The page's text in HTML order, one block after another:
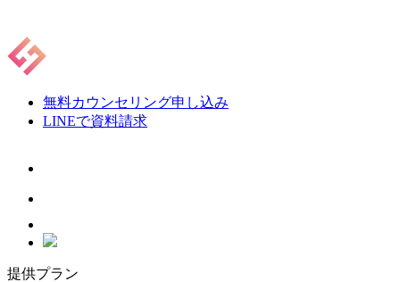
無料カウンセリング申し込み
LINEで資料請求
提供プラン